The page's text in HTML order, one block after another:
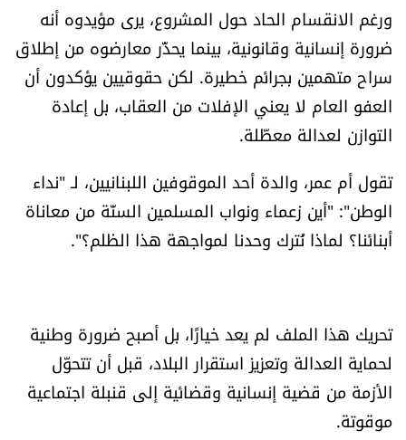
ورغم الانقسام الحاد حول المشروع، يرى مؤيدوه أنه
ضرورة إنسانية وقانونية، بينما يحذّر معارضوه من إطلاق
سراح متهمين بجرائم خطيرة. لكن حقوقيين يؤكدون أن
العفو العام لا يعني الإفلات من العقاب، بل إعادة
التوازن لعدالة معطّلة.
تقول أم عمر، والدة أحد الموقوفين اللبنانيين، لـ "نداء
الوطن": "أين زعماء ونواب المسلمين السنّة من معاناة
أبنائنا؟ لماذا نُترك وحدنا لمواجهة هذا الظلم؟".
تحريك هذا الملف لم يعد خيارًا، بل أصبح ضرورة وطنية
لحماية العدالة وتعزيز استقرار البلاد، قبل أن تتحوّل
الأزمة من قضية إنسانية وقضائية إلى قنبلة اجتماعية
موقوتة.